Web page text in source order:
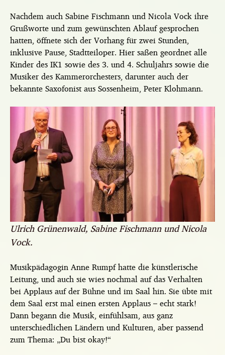
Nachdem auch Sabine Fischmann und Nicola Vock ihre
Grußworte und zum gewünschten Ablauf gesprochen
hatten, öffnete sich der Vorhang für zwei Stunden,
inklusive Pause, Stadtteiloper. Hier saßen geordnet alle
Kinder des IK1 sowie des 3. und 4. Schuljahrs sowie die
Musiker des Kammerorchesters, darunter auch der
bekannte Saxofonist aus Sossenheim, Peter Klohmann.
Ulrich Grünenwald, Sabine Fischmann und Nicola
Vock.
Musikpädagogin Anne Rumpf hatte die künstlerische
Leitung, und auch sie wies nochmal auf das Verhalten
bei Applaus auf der Bühne und im Saal hin. Sie übte mit
dem Saal erst mal einen ersten Applaus – echt stark!
Dann begann die Musik, einfühlsam, aus ganz
unterschiedlichen Ländern und Kulturen, aber passend
zum Thema: „Du bist okay!“